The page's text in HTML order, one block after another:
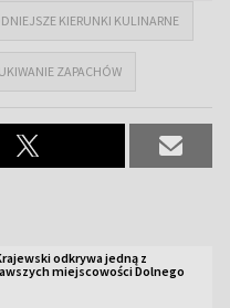
KIERUNKI KULINARNE
ZAPACHÓW
odkrywa jedną z
miejscowości Dolnego